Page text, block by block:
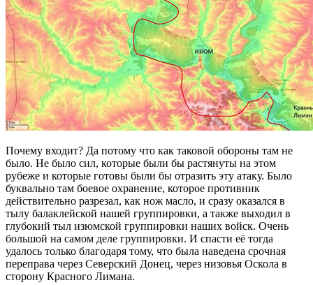
Почему входит? Да потому что как таковой обороны там не
было. Не было сил, которые были бы растянуты на этом
рубеже и которые готовы были бы отразить эту атаку. Было
буквально там боевое охранение, которое противник
действительно разрезал, как нож масло, и сразу оказался в
тылу балаклейской нашей группировки, а также выходил в
глубокий тыл изюмской группировки наших войск. Очень
большой на самом деле группировки. И спасти её тогда
удалось только благодаря тому, что была наведена срочная
переправа через Северский Донец, через низовья Оскола в
сторону Красного Лимана.